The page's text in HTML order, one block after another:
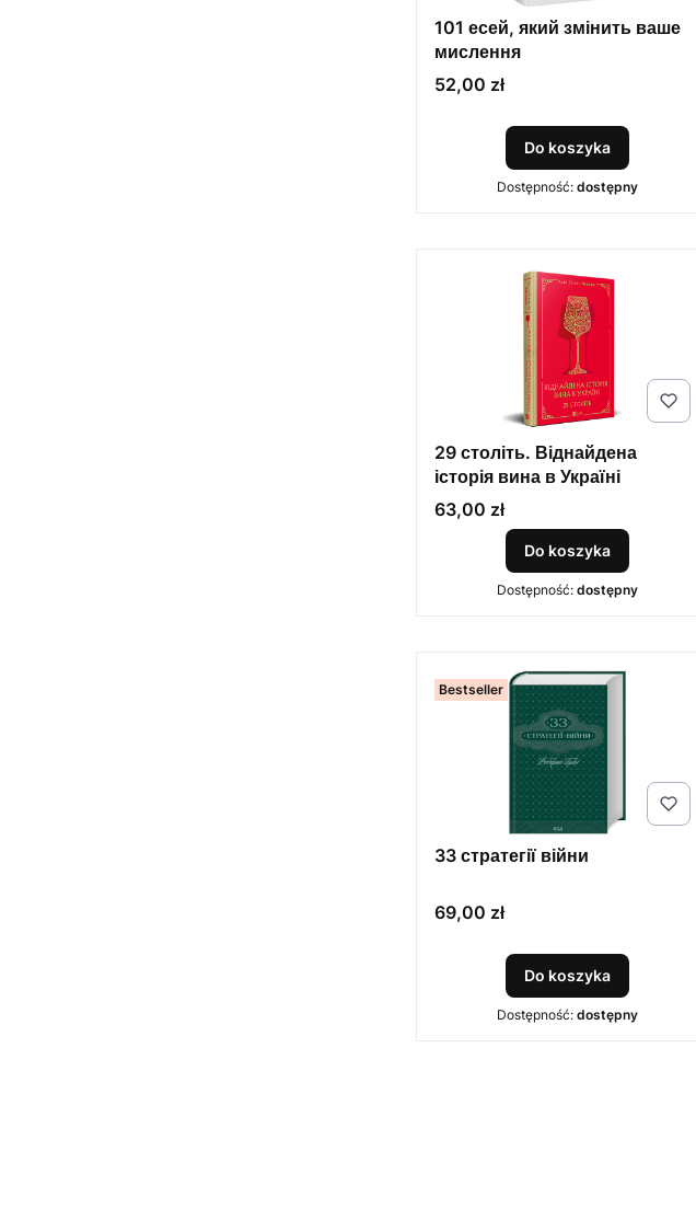
101 есей, який змінить ваше
мислення
Cena
52,00 zł
Do koszyka
Dostępność: dostępny
29 століть. Віднайдена
історія вина в Україні
Cena
63,00 zł
Do koszyka
Dostępność: dostępny
Bestseller
33 стратегії війни
Cena
69,00 zł
Do koszyka
Dostępność: dostępny